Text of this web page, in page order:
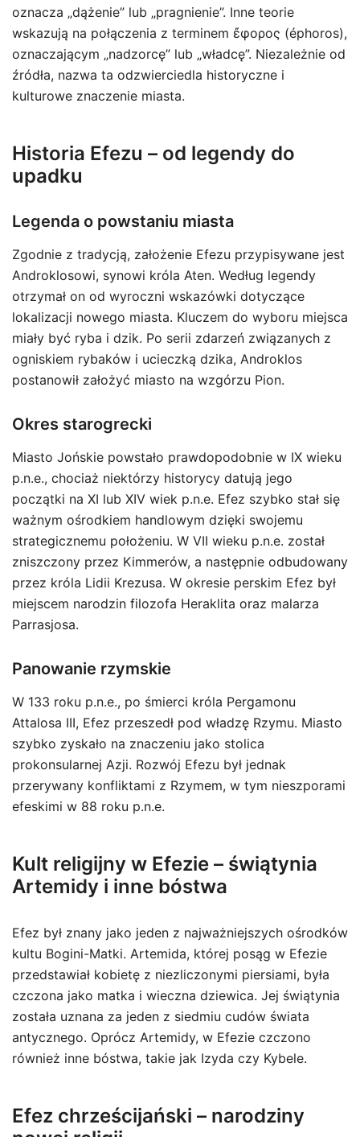
oznacza „dążenie” lub „pragnienie”. Inne teorie
wskazują na połączenia z terminem ἔφορος (éphoros),
oznaczającym „nadzorcę” lub „władcę”. Niezależnie od
źródła, nazwa ta odzwierciedla historyczne i
kulturowe znaczenie miasta.
Historia Efezu – od legendy do
upadku
Legenda o powstaniu miasta
Zgodnie z tradycją, założenie Efezu przypisywane jest
Androklosowi, synowi króla Aten. Według legendy
otrzymał on od wyroczni wskazówki dotyczące
lokalizacji nowego miasta. Kluczem do wyboru miejsca
miały być ryba i dzik. Po serii zdarzeń związanych z
ogniskiem rybaków i ucieczką dzika, Androklos
postanowił założyć miasto na wzgórzu Pion.
Okres starogrecki
Miasto Jońskie powstało prawdopodobnie w IX wieku
p.n.e., chociaż niektórzy historycy datują jego
początki na XI lub XIV wiek p.n.e. Efez szybko stał się
ważnym ośrodkiem handlowym dzięki swojemu
strategicznemu położeniu. W VII wieku p.n.e. został
zniszczony przez Kimmerów, a następnie odbudowany
przez króla Lidii Krezusa. W okresie perskim Efez był
miejscem narodzin filozofa Heraklita oraz malarza
Parrasjosa.
Panowanie rzymskie
W 133 roku p.n.e., po śmierci króla Pergamonu
Attalosa III, Efez przeszedł pod władzę Rzymu. Miasto
szybko zyskało na znaczeniu jako stolica
prokonsularnej Azji. Rozwój Efezu był jednak
przerywany konfliktami z Rzymem, w tym nieszporami
efeskimi w 88 roku p.n.e.
Kult religijny w Efezie – świątynia
Artemidy i inne bóstwa
Efez był znany jako jeden z najważniejszych ośrodków
kultu Bogini-Matki. Artemida, której posąg w Efezie
przedstawiał kobietę z niezliczonymi piersiami, była
czczona jako matka i wieczna dziewica. Jej świątynia
została uznana za jeden z siedmiu cudów świata
antycznego. Oprócz Artemidy, w Efezie czczono
również inne bóstwa, takie jak Izyda czy Kybele.
Efez chrześcijański – narodziny